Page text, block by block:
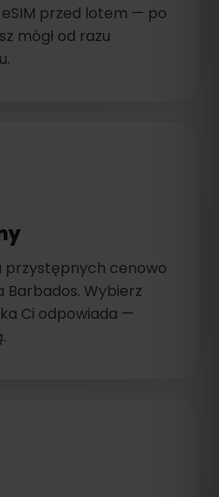
przed lotem — po
mógł od razu
przystępnych cenowo
Wybierz
Ci odpowiada —